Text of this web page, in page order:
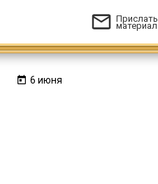
Прислать
материал
6 июня